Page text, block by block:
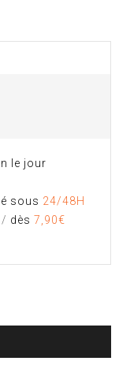
le jour
sous 24/48H
/ dès 7,90€